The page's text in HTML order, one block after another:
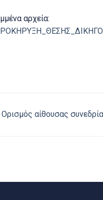
αρχεία:
Ορισμός αίθουσας